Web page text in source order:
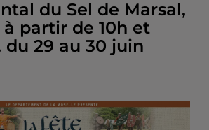
du Sel de Marsal,
partir de 10h et
du 29 au 30 juin